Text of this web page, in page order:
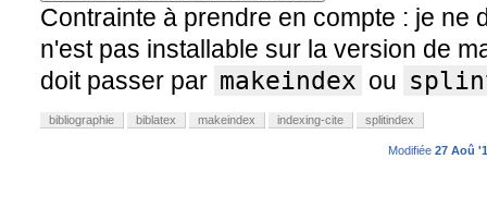
Contrainte à prendre en compte : je ne
n'est pas installable sur la version de
doit passer par makeindex ou
bibliographie biblatex makeindex indexing-cite splitindex
Modifiée 27 Aoû